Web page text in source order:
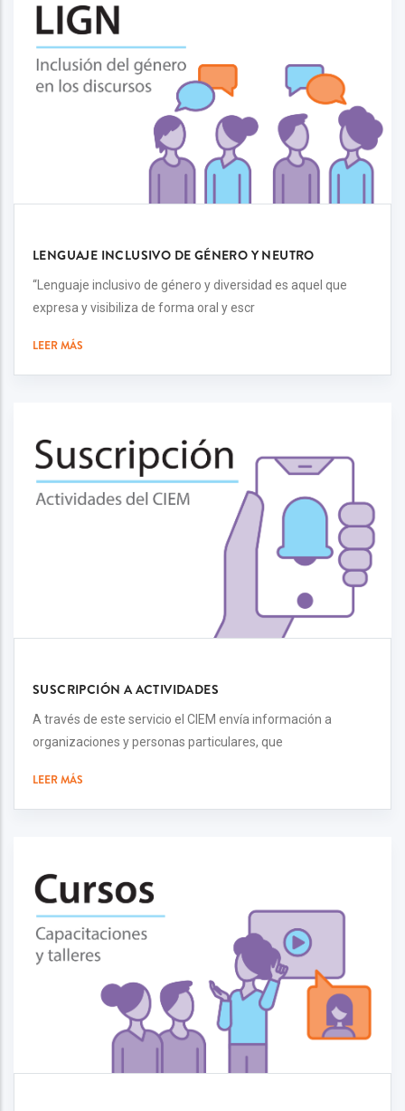
LENGUAJE INCLUSIVO DE GÉNERO Y NEUTRO
“Lenguaje inclusivo de género y diversidad es aquel que
expresa y visibiliza de forma oral y escr
LEER MÁS
SUSCRIPCIÓN A ACTIVIDADES
A través de este servicio el CIEM envía información a
organizaciones y personas particulares, que
LEER MÁS